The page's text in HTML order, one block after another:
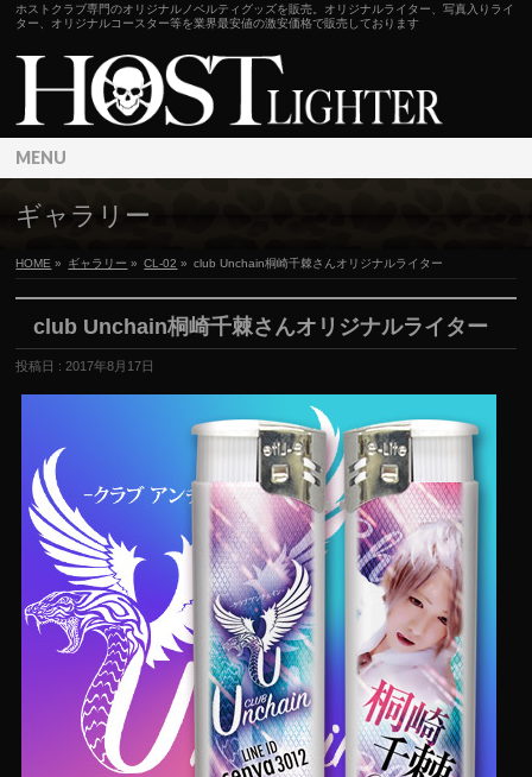
ホストクラブ専門のオリジナルノベルティグッズを販売。オリジナルライター、写真入りライ
ター、オリジナルコースター等を業界最安値の激安価格で販売しております
MENU
ギャラリー
HOME » ギャラリー » CL-02 » club Unchain桐崎千棘さんオリジナルライター
club Unchain桐崎千棘さんオリジナルライター
投稿日 : 2017年8月17日